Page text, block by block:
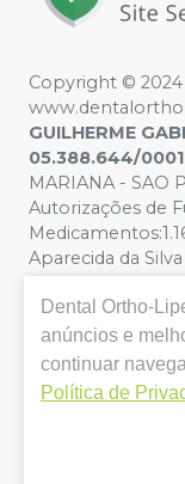
Copyright © 2024
GUILHERME
05.388.644/
MARIANA - SAO
Autorizações de
Aparecida da
ilustrativas - Os
sujeitos a
no site, o valor
vendemos por
direito de não
Dental Ortho-
anúncios e
continuar
Política de